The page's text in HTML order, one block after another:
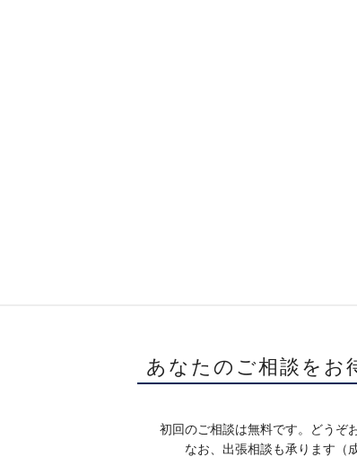
あなたのご相談をお
初回のご相談は無料です。どうぞ
なお、出張相談も承ります（